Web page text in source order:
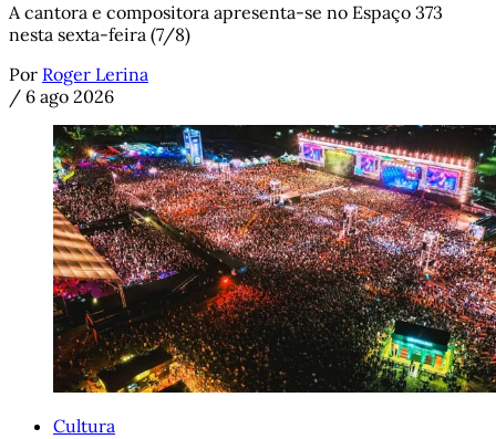
A cantora e compositora apresenta-se no Espaço 373
nesta sexta-feira (7/8)
Por Roger Lerina
/ 6 ago 2026
Cultura